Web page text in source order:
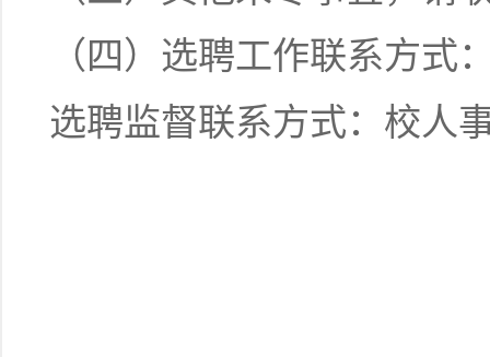
（四）选聘工作联系方式
选聘监督联系方式：校人